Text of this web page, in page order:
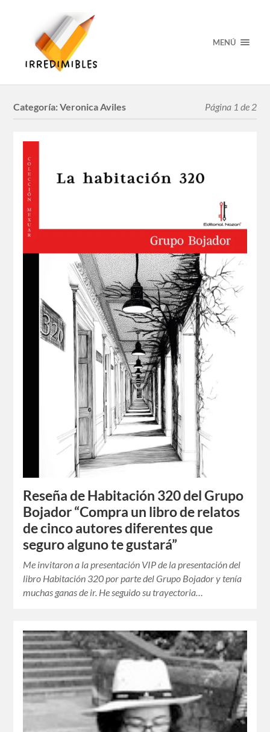
MENÚ
Categoría:Veronica Aviles Página 1 de 2
Reseña de Habitación 320 del Grupo
Bojador “Compra un libro de relatos
de cinco autores diferentes que
seguro alguno te gustará”
Me invitaron a la presentación VIP de la presentación del
libro Habitación 320 por parte del Grupo Bojador y tenía
muchas ganas de ir. He seguido su trayectoria…